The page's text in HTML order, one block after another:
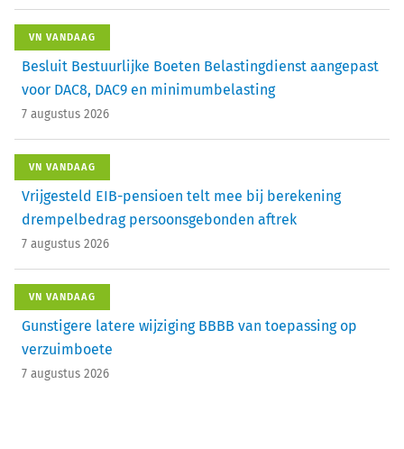
VN VANDAAG
Besluit Bestuurlijke Boeten Belastingdienst aangepast
voor DAC8, DAC9 en minimumbelasting
7 augustus 2026
VN VANDAAG
Vrijgesteld EIB-pensioen telt mee bij berekening
drempelbedrag persoonsgebonden aftrek
7 augustus 2026
VN VANDAAG
Gunstigere latere wijziging BBBB van toepassing op
verzuimboete
7 augustus 2026